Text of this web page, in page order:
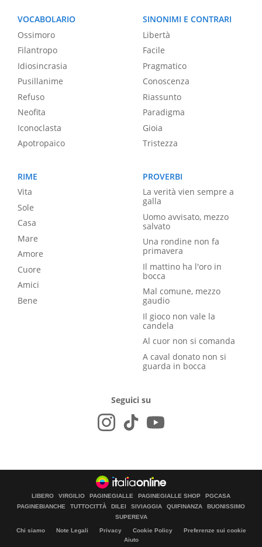
VOCABOLARIO
Ossimoro
Filantropo
Idiosincrasia
Pusillanime
Refuso
Neofita
Iconoclasta
Apotropaico
SINONIMI E CONTRARI
Libertà
Facile
Pragmatico
Conoscenza
Riassunto
Paradigma
Gioia
Tristezza
RIME
Vita
Sole
Casa
Mare
Amore
Cuore
Amici
Bene
PROVERBI
La verità vien sempre a
galla
Uomo avvisato, mezzo
salvato
Una rondine non fa
primavera
Il mattino ha l'oro in
bocca
Mal comune, mezzo
gaudio
Il gioco non vale la
candela
Al cuor non si comanda
A caval donato non si
guarda in bocca
Seguici su
LIBERO VIRGILIO PAGINEGIALLE PAGINEGIALLE SHOP
PGCASA
PAGINEBIANCHE
TUTTOCITTÀ DILEI SIVIAGGIA QUIFINANZA
BUONISSIMO
SUPEREVA
Chi siamo Note Legali Privacy Cookie Policy
Preferenze sui cookie
Aiuto